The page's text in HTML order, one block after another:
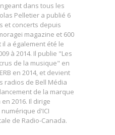
dans tous les
Pelletier a publié 6
et concerts depuis
magazine et 600
a également été le
à 2014. Il publie "Les
de la musique" en
en 2014, et devient
radios de Bell Média
de la marque
2016. Il dirige
d'ICI
de Radio-Canada.